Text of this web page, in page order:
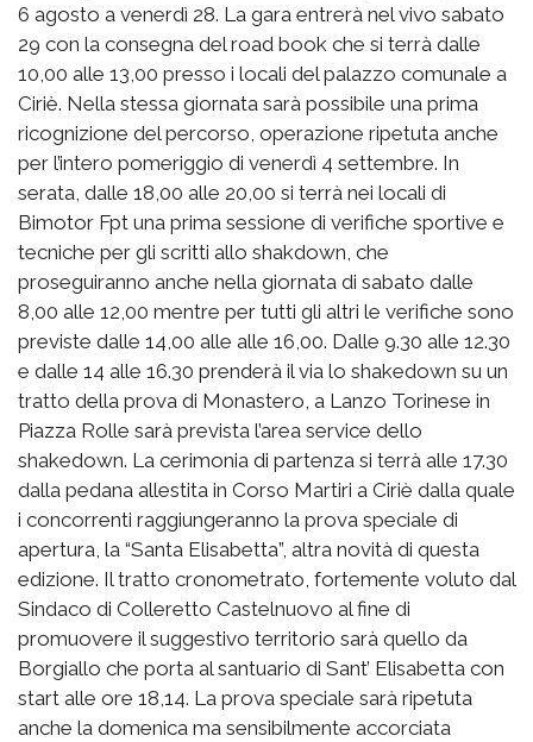
6 agosto a venerdì 28. La gara entrerà nel vivo sabato
29 con la consegna del road book che si terrà dalle
10,00 alle 13,00 presso i locali del palazzo comunale a
Ciriè. Nella stessa giornata sarà possibile una prima
ricognizione del percorso, operazione ripetuta anche
per l’intero pomeriggio di venerdì 4 settembre. In
serata, dalle 18,00 alle 20,00 si terrà nei locali di
Bimotor Fpt una prima sessione di verifiche sportive e
tecniche per gli scritti allo shakdown, che
proseguiranno anche nella giornata di sabato dalle
8,00 alle 12,00 mentre per tutti gli altri le verifiche sono
previste dalle 14,00 alle alle 16,00. Dalle 9.30 alle 12.30
e dalle 14 alle 16.30 prenderà il via lo shakedown su un
tratto della prova di Monastero, a Lanzo Torinese in
Piazza Rolle sarà prevista l’area service dello
shakedown. La cerimonia di partenza si terrà alle 17.30
dalla pedana allestita in Corso Martiri a Ciriè dalla quale
i concorrenti raggiungeranno la prova speciale di
apertura, la “Santa Elisabetta”, altra novità di questa
edizione. Il tratto cronometrato, fortemente voluto dal
Sindaco di Colleretto Castelnuovo al fine di
promuovere il suggestivo territorio sarà quello da
Borgiallo che porta al santuario di Sant’ Elisabetta con
start alle ore 18,14. La prova speciale sarà ripetuta
anche la domenica ma sensibilmente accorciata